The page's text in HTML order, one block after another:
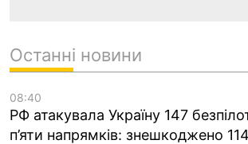
Останні новини
08:40
РФ атакувала Україну 147
п’яти напрямків: знешкоджено